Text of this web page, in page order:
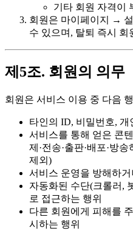
기타 회원 자격이
회원은 마이페이지 →
수 있으며, 탈퇴 즉시 회
제5조. 회원의 의무
회원은 서비스 이용 중 다음
타인의 ID, 비밀번호, 개
서비스를 통해 얻은 콘
제·전송·출판·배포·방
제외)
서비스 운영을 방해하
자동화된 수단(크롤러,
로 접근하는 행위
다른 회원에게 피해를
시하는 행위